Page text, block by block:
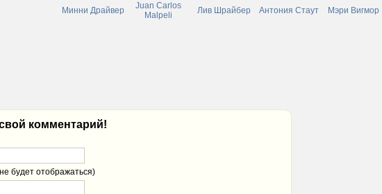
Минни Драйвер
Juan Carlos
Malpeli
Лив Шрайбер Антония Стаут Мэри Вигмор
комментарий!
будет отображаться)